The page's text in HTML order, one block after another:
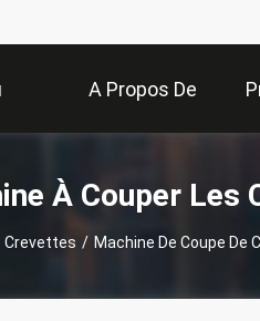
A Propos De
Nous
À Couper Les
Crevettes / Machine De Coupe De